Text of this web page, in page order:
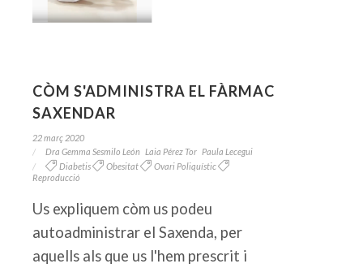
CÒM S'ADMINISTRA EL FÀRMAC
SAXENDAR
22 març 2020
Dra Gemma Sesmilo León Laia Pérez Tor Paula Lecegui
Diabetis
Obesitat
Ovari Poliquístic
Reproducció
Us expliquem còm us podeu
autoadministrar el Saxenda, per
aquells als que us l'hem prescrit i